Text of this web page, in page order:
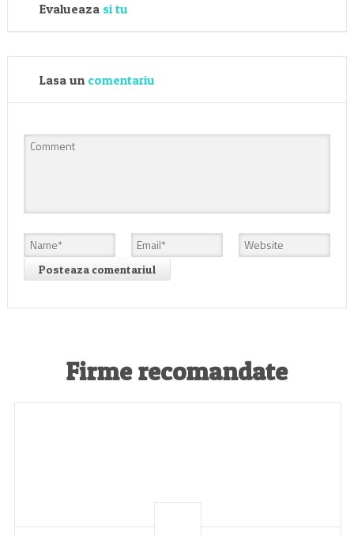
Evalueaza si tu
Lasa un comentariu
Firme recomandate